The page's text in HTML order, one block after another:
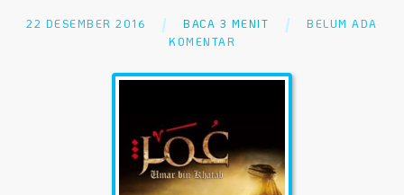
22 DESEMBER 2016 BACA 3 MENIT
BELUM ADA
KOMENTAR